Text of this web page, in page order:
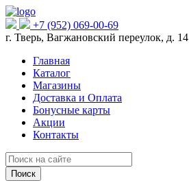
+7 (952) 069-00-69
г. Тверь, Вагжановский переулок, д. 14
Главная
Каталог
Магазины
Доставка и Оплата
Бонусные карты
Акции
Контакты
Поиск